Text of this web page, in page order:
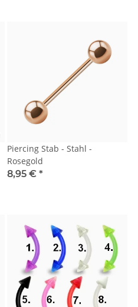
Piercing Stab - Stahl -
Rosegold
8,95 € *